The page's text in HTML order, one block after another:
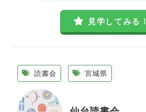
見学してみる！
読書会 宮城県